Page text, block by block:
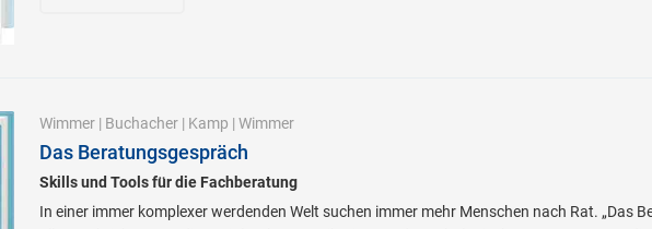
Wimmer| Buchacher| Kamp | Wimmer
Das Beratungsgespräch
Skills und Tools für die Fachberatung
In einer immer komplexer werdenden Welt suchen immer mehr Menschen nach Rat. „Das